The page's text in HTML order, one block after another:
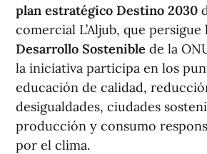
plan estratégico Destino 2030
comercial L’Aljub, que persigue
Desarrollo Sostenible de la
la iniciativa participa en los
educación de calidad,
desigualdades, ciudades
producción y consumo
por el clima.